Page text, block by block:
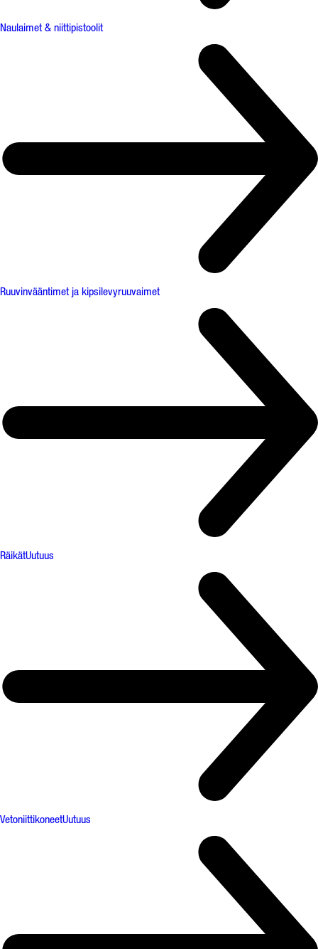
Naulaimet & niittipistoolit
Ruuvinvääntimet ja kipsilevyruuvaimet
RäikätUutuus
VetoniittikoneetUutuus